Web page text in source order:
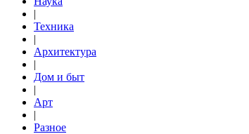
|
Техника
|
Архитектура
|
Дом и быт
|
Арт
|
Разное